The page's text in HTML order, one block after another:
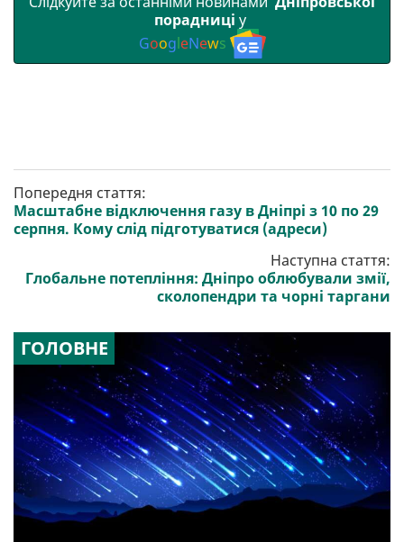
порадниці у
GoogleNews
Попередня стаття:
Масштабне відключення газу в Дніпрі з 10 по 29
серпня. Кому слід підготуватися (адреси)
Наступна стаття:
Глобальне потепління: Дніпро облюбували змії,
сколопендри та чорні таргани
ГОЛОВНЕ